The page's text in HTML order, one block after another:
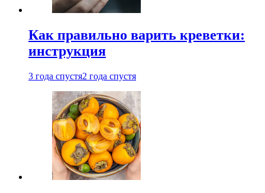
Как правильно варить креветки:
инструкция
3 года спустя2 года спустя